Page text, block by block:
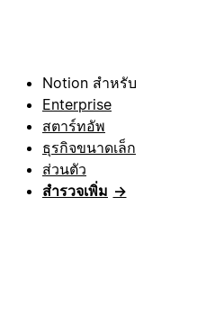
Notion สำหรับ
Enterprise
สตาร์ทอัพ
ธุรกิจขนาดเล็ก
ส่วนตัว
สำรวจเพิ่ม →